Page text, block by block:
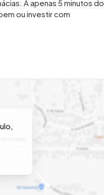
A apenas 5 minutos do
ou investir com
que causa magia em
,